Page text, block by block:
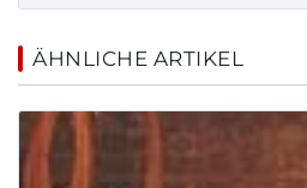
ÄHNLICHE ARTIKEL